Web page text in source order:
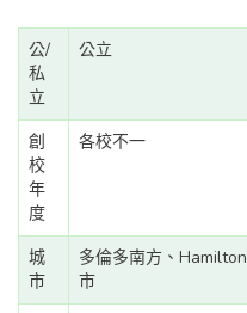
公/
私
立
公立
創
校
年
度
各校不一
城
市
多倫多南方、Hamilton
市